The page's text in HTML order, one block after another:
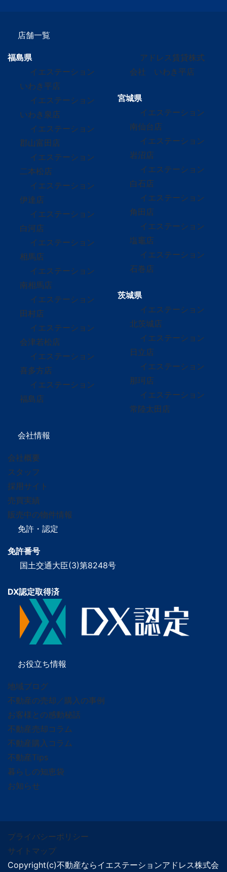
店舗一覧
福島県
イエステーション
いわき平店
イエステーション
いわき泉店
イエステーション
郡山富田店
イエステーション
二本松店
イエステーション
伊達店
イエステーション
白河店
イエステーション
相馬店
イエステーション
南相馬店
イエステーション
田村店
イエステーション
会津若松店
イエステーション
喜多方店
イエステーション
福島店
アドレス賃貸株式
会社 いわき平店
宮城県
イエステーション
南仙台店
イエステーション
岩沼店
イエステーション
白石店
イエステーション
角田店
イエステーション
塩竈店
イエステーション
石巻店
茨城県
イエステーション
北茨城店
イエステーション
日立店
イエステーション
那珂店
イエステーション
常陸太田店
会社情報
会社概要
スタッフ
採用サイト
売買実績
販売中の物件情報
免許・認定
免許番号
国土交通大臣(3)第8248号
DX認定取得済
お役立ち情報
地域ブログ
不動産の売却／購入の事例
お客様との感動秘話
不動産売却コラム
不動産購入コラム
不動産Tips
暮らしの知恵袋
お知らせ
プライバシーポリシー
サイトマップ
Copyright(c)不動産ならイエステーションアドレス株式会